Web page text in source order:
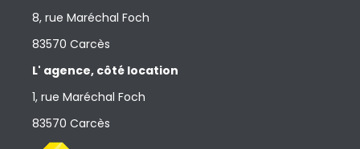
8, rue Maréchal Foch
83570 Carcès
L' agence, côté location
1, rue Maréchal Foch
83570 Carcès